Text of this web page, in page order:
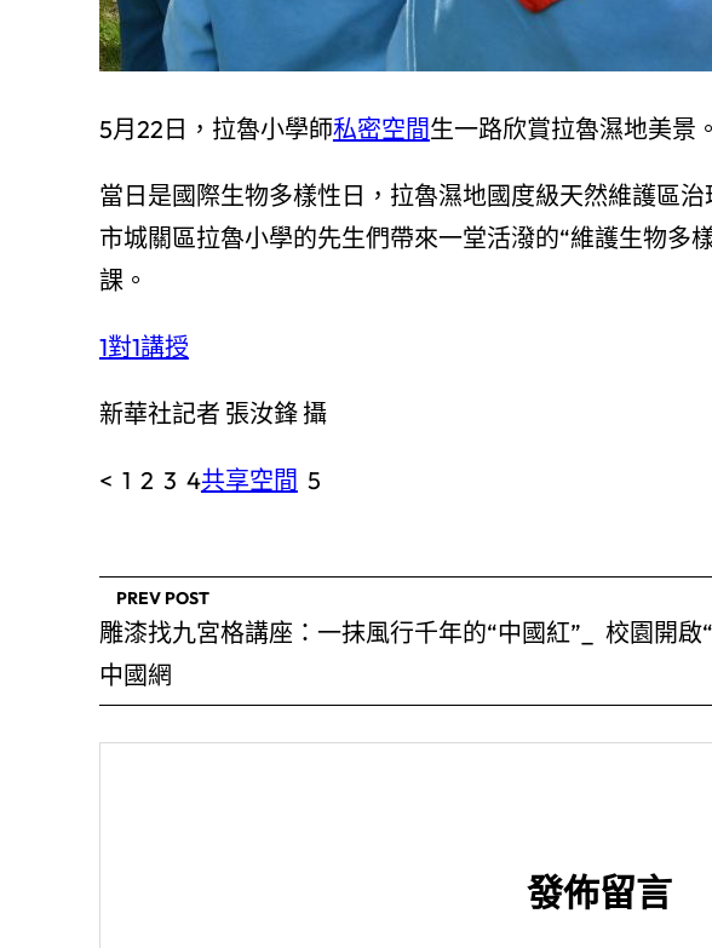
5月22日，拉魯小學師私密空間生一路欣賞拉魯濕地美景。
當日是國際生物多樣性日，拉魯濕地國度級天然維護區
市城關區拉魯小學的先生們帶來一堂活潑的“維護生物多
課。
1對1講授
新華社記者 張汝鋒 攝
< 1 2 3 4共享空間 5
PREV POST
雕漆找九宮格講座：一抹風行千年的“中國紅”_
中國網
校園開啟
發佈留言